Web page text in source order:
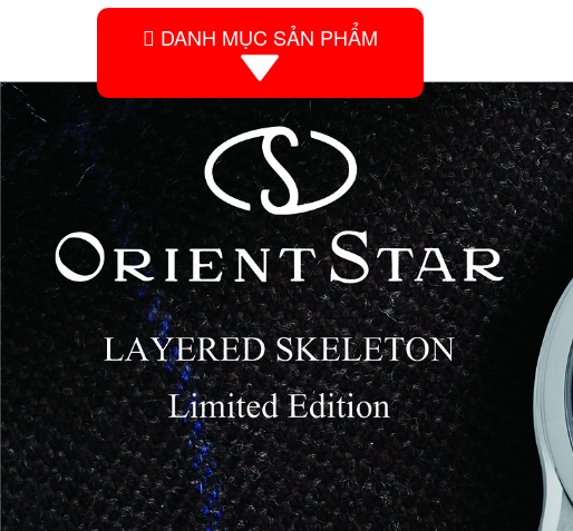
DANH MỤC SẢN PHẨM